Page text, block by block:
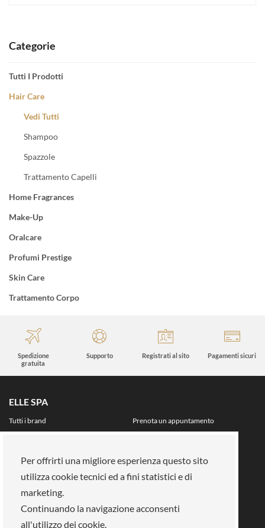
Categorie
Tutti I Prodotti
Hair Care
Vedi Tutti
Shampoo
Spazzole
Trattamento Capelli
Home Fragrances
Make-Up
Oralcare
Profumi Prestige
Skin Care
Trattamento Corpo
Spedizione
gratuita
Supporto Registrati al sito Pagamenti sicuri
ELLE SPA
Tutti i brand
Prenota un appuntamento
Fidelity card
Chi siamo
Su di noi
La nostra mission
Lavora con noi
Pagamenti
Legal Area
Per offrirti una migliore esperienza questo sito
utilizza cookie tecnici ed a fini statistici e di
marketing.
Continuando la navigazione acconsenti
all'utilizzo dei cookie.